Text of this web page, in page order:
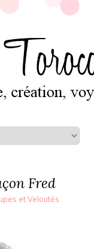
Fred
et Veloutés